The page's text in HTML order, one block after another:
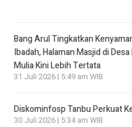
Bang Arul Tingkatkan
Ibadah, Halaman Masjid di
Mulia Kini Lebih Tertata
31 Juli 2026 | 5:49 am WIB
Diskominfosp Tanbu Perkuat
30 Juli 2026 | 5:34 am WIB